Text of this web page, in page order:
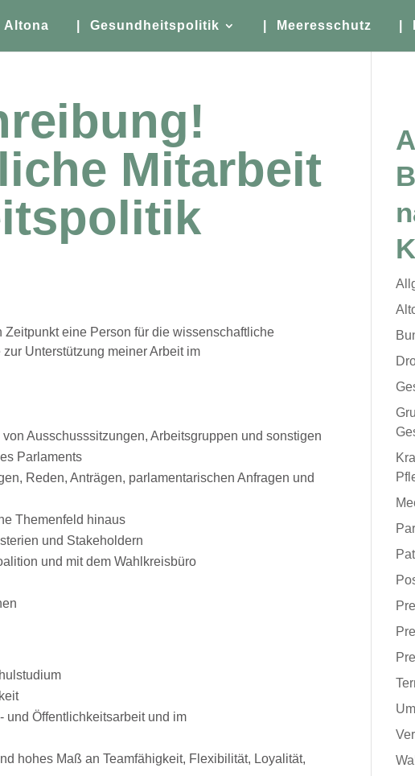
Altona | Gesundheitspolitik | Meeresschutz |
Mitarbeit
eine Person für die wissenschaftliche
Unterstützung meiner Arbeit im
Ausschusssitzungen, Arbeitsgruppen und sonstigen
Parlaments
Reden, Anträgen, parlamentarischen Anfragen und
Themenfeld hinaus
und Stakeholdern
und mit dem Wahlkreisbüro
und Öffentlichkeitsarbeit und im
hohes Maß an Teamfähigkeit, Flexibilität, Loyalität,